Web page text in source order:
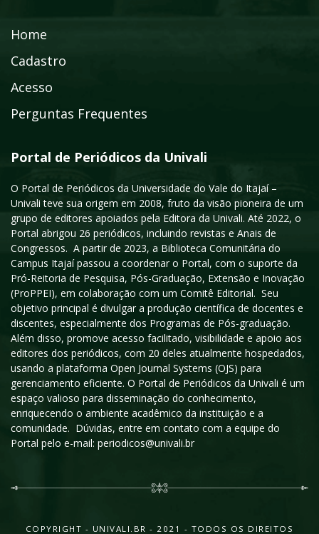
Home
Cadastro
Acesso
Perguntas Frequentes
Portal de Periódicos da Univali
O Portal de Periódicos da Universidade do Vale do Itajaí –
Univali teve sua origem em 2008, fruto da visão pioneira de um
grupo de editores apoiados pela Editora da Univali. Até 2022, o
Portal abrigou 26 periódicos, incluindo revistas e Anais de
Congressos. A partir de 2023, a Biblioteca Comunitária do
Campus Itajaí passou a coordenar o Portal, com o suporte da
Pró-Reitoria de Pesquisa, Pós-Graduação, Extensão e Inovação
(ProPPEI), em colaboração com um Comitê Editorial. Seu
objetivo principal é divulgar a produção científica de docentes e
discentes, especialmente dos Programas de Pós-graduação.
Além disso, promove acesso facilitado, visibilidade e apoio aos
editores dos periódicos, com 20 deles atualmente hospedados,
usando a plataforma Open Journal Systems (OJS) para
gerenciamento eficiente. O Portal de Periódicos da Univali é um
espaço valioso para disseminação do conhecimento,
enriquecendo o ambiente acadêmico da instituição e a
comunidade. Dúvidas, entre em contato com a equipe do
Portal pelo e-mail: periodicos@univali.br
COPYRIGHT - UNIVALI.BR - 2021 - TODOS OS DIREITOS